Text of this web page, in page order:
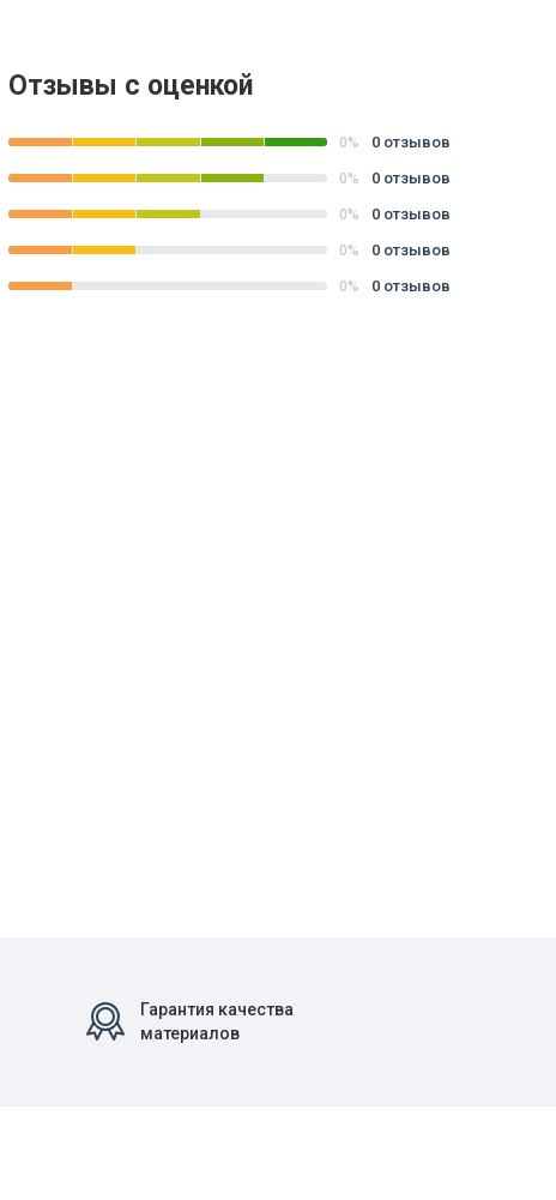
Отзывы с оценкой
0% 0 отзывов
0% 0 отзывов
0% 0 отзывов
0% 0 отзывов
0% 0 отзывов
Гарантия качества
материалов